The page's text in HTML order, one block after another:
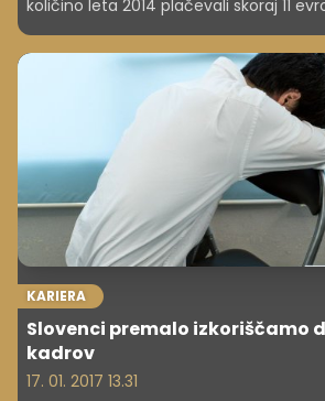
količino leta 2014 plačevali skoraj 11
KARIERA
Slovenci premalo izkoriščamo
kadrov
17. 01. 2017 13.31